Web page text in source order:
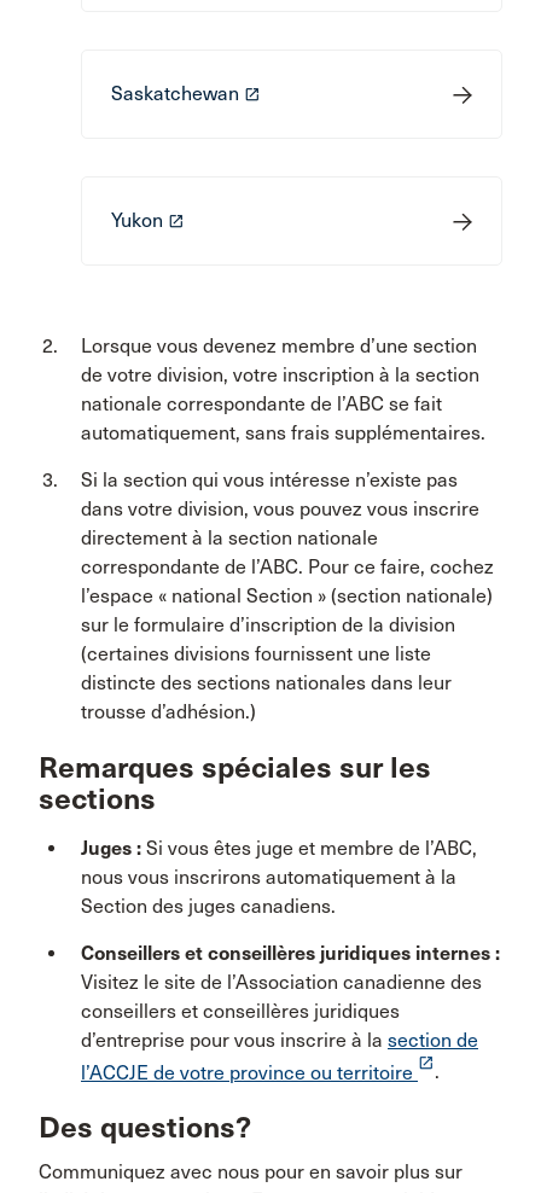
Saskatchewan launch
Yukon launch
Lorsque vous devenez membre d’une section
de votre division, votre inscription à la section
nationale correspondante de l’ABC se fait
automatiquement, sans frais supplémentaires.
Si la section qui vous intéresse n’existe pas
dans votre division, vous pouvez vous inscrire
directement à la section nationale
correspondante de l’ABC. Pour ce faire, cochez
l’espace « national Section » (section nationale)
sur le formulaire d’inscription de la division
(certaines divisions fournissent une liste
distincte des sections nationales dans leur
trousse d’adhésion.)
Remarques spéciales sur les
sections
Juges : Si vous êtes juge et membre de l’ABC,
nous vous inscrirons automatiquement à la
Section des juges canadiens.
Conseillers et conseillères juridiques internes :
Visitez le site de l’Association canadienne des
conseillers et conseillères juridiques
d’entreprise pour vous inscrire à la section de
l’ACCJE de votre province ou territoire launch .
Des questions?
Communiquez avec nous pour en savoir plus sur